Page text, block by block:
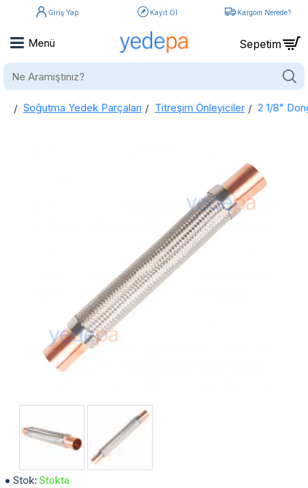
Giriş Yap Kayıt Ol Kargom Nerede?
Ne
home
Soğutma Yedek Parçaları Titreşim Önleyiciler 2 1/8"
Stok: Stokta